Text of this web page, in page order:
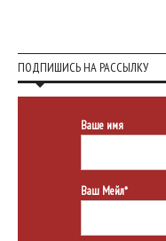
ПОДПИШИСЬ НА РАССЫЛКУ
Ваше имя
Ваш Мейл*